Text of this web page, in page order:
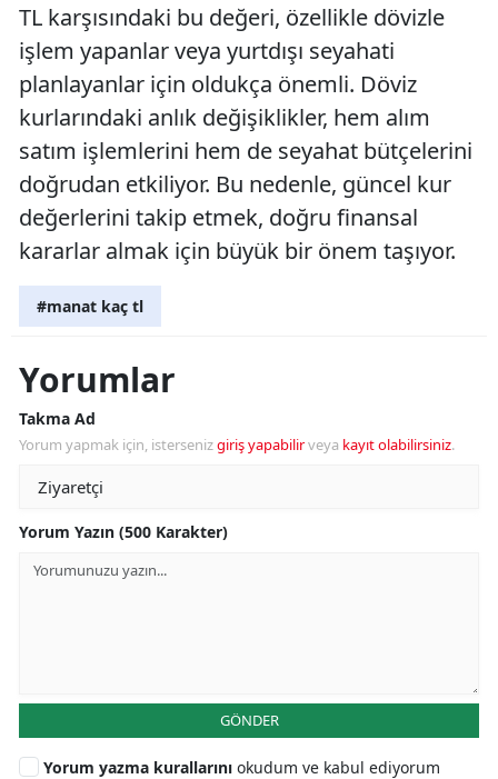
TL karşısındaki bu değeri, özellikle dövizle
işlem yapanlar veya yurtdışı seyahati
planlayanlar için oldukça önemli. Döviz
kurlarındaki anlık değişiklikler, hem alım
satım işlemlerini hem de seyahat bütçelerini
doğrudan etkiliyor. Bu nedenle, güncel kur
değerlerini takip etmek, doğru finansal
kararlar almak için büyük bir önem taşıyor.
#manat kaç tl
Yorumlar
Takma Ad
Yorum yapmak için, istersenizgiriş yapabilirveya kayıt olabilirsiniz.
Yorum Yazın (500 Karakter)
GÖNDER
Yorum yazma kurallarını okudum ve kabul ediyorum